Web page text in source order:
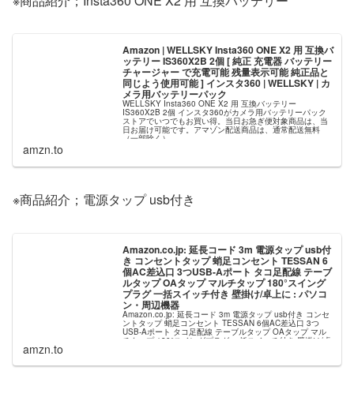
Amazon | WELLSKY Insta360 ONE X2 用 互換バ
ッテリー IS360X2B 2個 [ 純正 充電器 バッテリー
チャージャー で充電可能 残量表示可能 純正品と
同じよう使用可能 ] インスタ360 | WELLSKY | カ
メラ用バッテリーパック
WELLSKY Insta360 ONE X2 用 互換バッテリー
IS360X2B 2個 インスタ360がカメラ用バッテリーパック
ストアでいつでもお買い得。当日お急ぎ便対象商品は、当
日お届け可能です。アマゾン配送商品は、通常配送無料
（一部除く）。
amzn.to
※商品紹介；電源タップ usb付き
Amazon.co.jp: 延長コード 3m 電源タップ usb付
き コンセントタップ 蛸足コンセント TESSAN 6
個AC差込口 3つUSB-Aポート タコ足配線 テーブ
ルタップ OAタップ マルチタップ 180°スイング
プラグ 一括スイッチ付き 壁掛け/卓上に : パソコ
ン・周辺機器
Amazon.co.jp: 延長コード 3m 電源タップ usb付き コンセ
ントタップ 蛸足コンセント TESSAN 6個AC差込口 3つ
USB-Aポート タコ足配線 テーブルタップ OAタップ マル
チタップ 180°スイングプラグ 一括スイッチ付き 壁掛け/卓
amzn.to